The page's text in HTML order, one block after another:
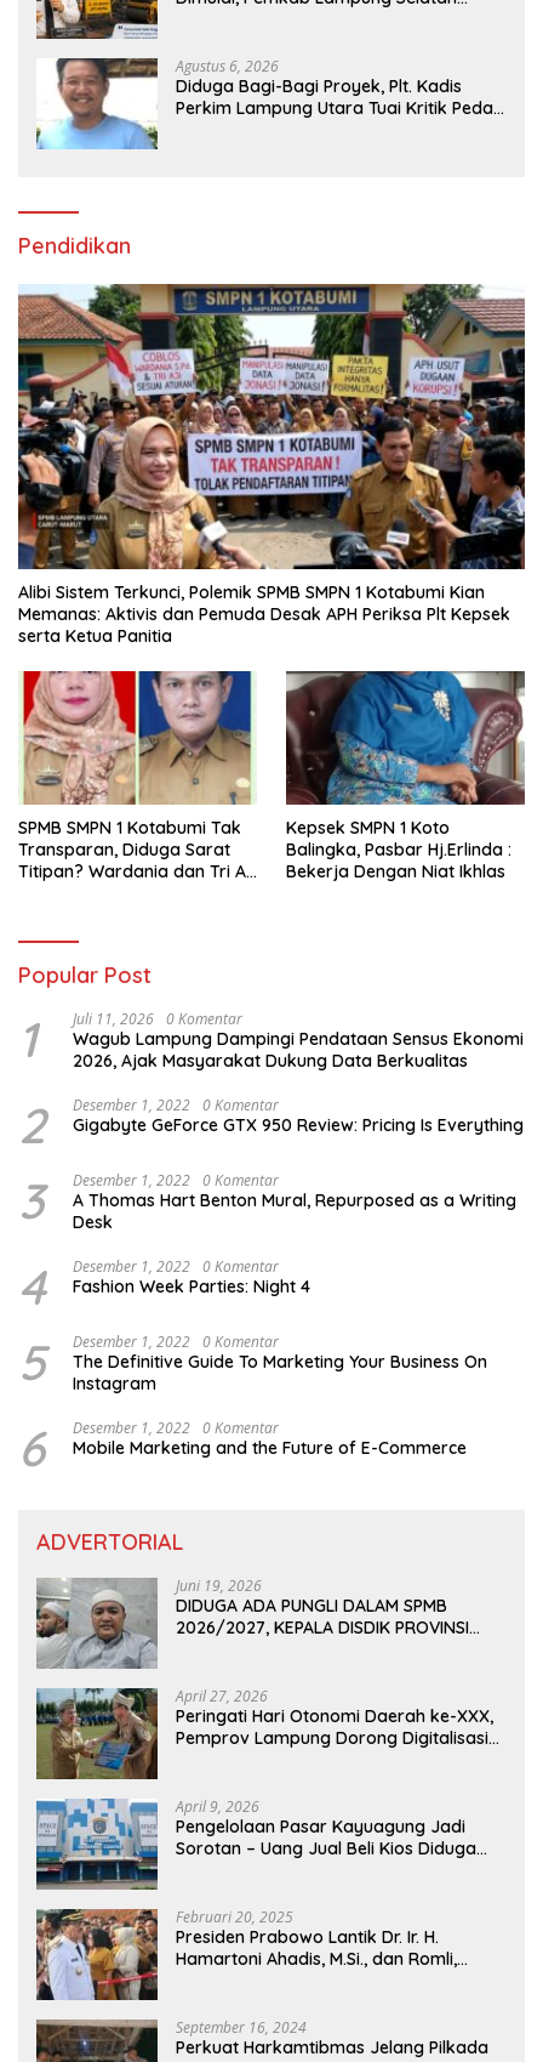
Agustus 6, 2026
Diduga Bagi-Bagi Proyek, Plt. Kadis
Perkim Lampung Utara Tuai Kritik Pedas
Pendidikan
Alibi Sistem Terkunci, Polemik SPMB SMPN 1 Kotabumi Kian
Memanas: Aktivis dan Pemuda Desak APH Periksa Plt Kepsek
serta Ketua Panitia
SPMB SMPN 1 Kotabumi Tak
Transparan, Diduga Sarat
Titipan? Wardania dan Tri Aji
Kepsek SMPN 1 Koto
Balingka, Pasbar Hj.Erlinda :
Bekerja Dengan Niat Ikhlas
Popular Post
1 Juli 11, 2026 0 Komentar
Wagub Lampung Dampingi Pendataan Sensus Ekonomi
2026, Ajak Masyarakat Dukung Data Berkualitas
2 Desember 1, 2022 0 Komentar
Gigabyte GeForce GTX 950 Review: Pricing Is Everything
3 Desember 1, 2022 0 Komentar
A Thomas Hart Benton Mural, Repurposed as a Writing
Desk
4 Desember 1, 2022 0 Komentar
Fashion Week Parties: Night 4
5 Desember 1, 2022 0 Komentar
The Definitive Guide To Marketing Your Business On
Instagram
6 Desember 1, 2022 0 Komentar
Mobile Marketing and the Future of E-Commerce
ADVERTORIAL
Juni 19, 2026
DIDUGA ADA PUNGLI DALAM SPMB
2026/2027, KEPALA DISDIK PROVINSI
April 27, 2026
Peringati Hari Otonomi Daerah ke-XXX,
Pemprov Lampung Dorong Digitalisasi
April 9, 2026
Pengelolaan Pasar Kayuagung Jadi
Sorotan – Uang Jual Beli Kios Diduga
Februari 20, 2025
Presiden Prabowo Lantik Dr. Ir. H.
Hamartoni Ahadis, M.Si., dan Romli,
2025-2030 Di Istana Negara
September 16, 2024
Perkuat Harkamtibmas Jelang Pilkada